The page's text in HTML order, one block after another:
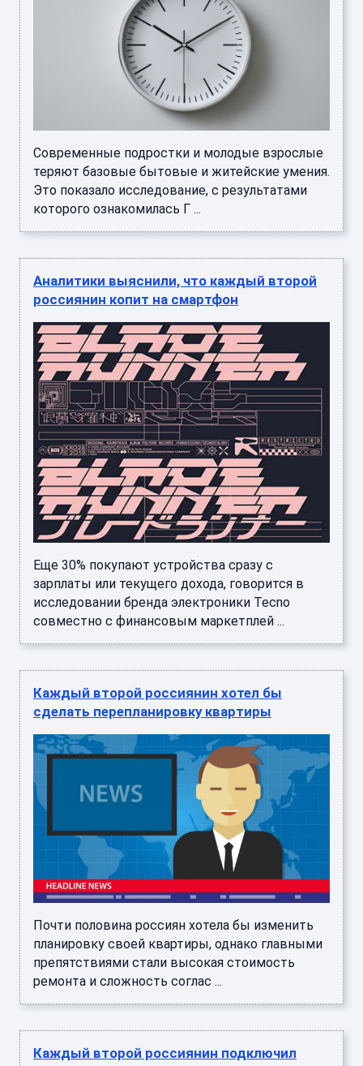
Современные подростки и молодые взрослые
теряют базовые бытовые и житейские умения.
Это показало исследование, с результатами
которого ознакомилась Г ...
Аналитики выяснили, что каждый второй
россиянин копит на смартфон
Еще 30% покупают устройства сразу с
зарплаты или текущего дохода, говорится в
исследовании бренда электроники Tecno
совместно с финансовым маркетплей ...
Каждый второй россиянин хотел бы
сделать перепланировку квартиры
Почти половина россиян хотела бы изменить
планировку своей квартиры, однако главными
препятствиями стали высокая стоимость
ремонта и сложность соглас ...
Каждый второй россиянин подключил